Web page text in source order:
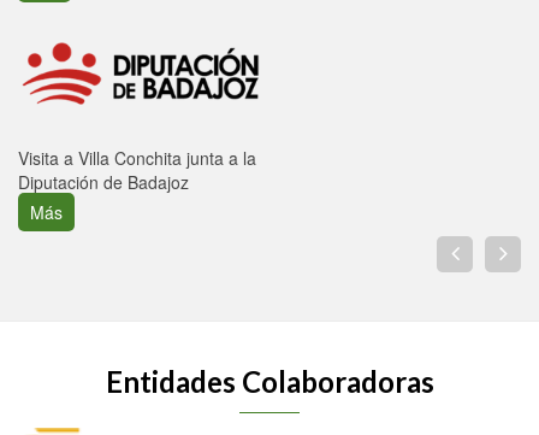
Visita a Villa Conchita junta a la
Diputación de Badajoz
Más
Entidades Colaboradoras